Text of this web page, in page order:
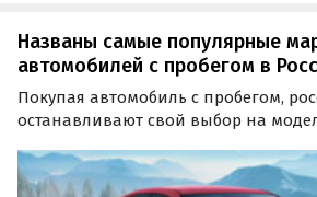
Названы самые популярные
автомобилей с пробегом в
Покупая автомобиль с пробегом,
останавливают свой выбор на
ссылкой на исследование